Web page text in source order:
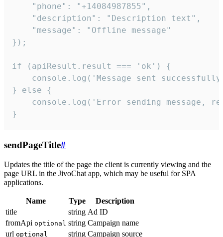
    "phone": "+14084987855",
    "description": "Description text",
    "message": "Offline message"
});
if (apiResult.result === 'ok') {
console.log('Message sent
} else {
console.log('Error sending message,
}
sendPageTitle#
Updates the title of the page the client is currently viewing and the
page URL in the JivoChat app, which may be useful for SPA
applications.
Name Type
Description
title
string Ad ID
fromApi optional string Campaign name
url optional string Campaign source